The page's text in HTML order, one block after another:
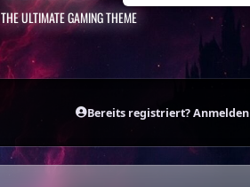
THE ULTIMATE GAMING THEME
Bereits registriert? Anmelden